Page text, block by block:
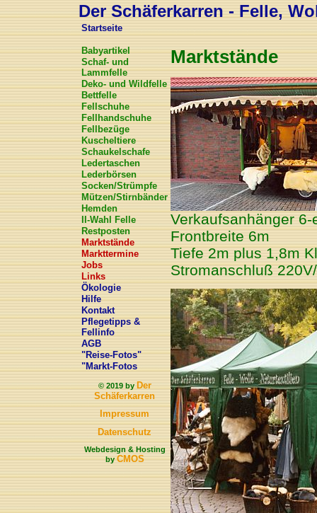
Der Schäferkarren - Felle,
Startseite
Babyartikel
Schaf- und
Lammfelle
Deko- und Wildfelle
Bettfelle
Fellschuhe
Fellhandschuhe
Fellbezüge
Kuscheltiere
Schaukelschafe
Ledertaschen
Lederbörsen
Socken/Strümpfe
Mützen/Stirnbänder
Hemden
II-Wahl Felle
Restposten
Marktstände
Markttermine
Jobs
Links
Ökologie
Hilfe
Kontakt
Pflegetipps &
Fellinfo
AGB
"Reise-Fotos"
"Markt-Fotos
© 2019 byDer
Schäferkarren
Impressum
Datenschutz
Webdesign & Hosting
byCMOS
Marktstände
Verkaufsanhänger 6-
Frontbreite 6m
Tiefe 2m plus 1,8m
Stromanschluß